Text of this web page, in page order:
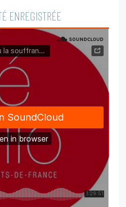
ENREGISTRÉE